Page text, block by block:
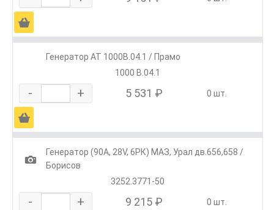
Ä
Генератор АТ 1000В.04.1 / Прамо
1000 В.04.1
- + 5 531 ₽ 0 шт.
Ä
1
Генератор (90А, 28V, 6РК) МАЗ, Урал дв.656,658 /
Борисов
3252.3771-50
- + 9 215 ₽ 0 шт.